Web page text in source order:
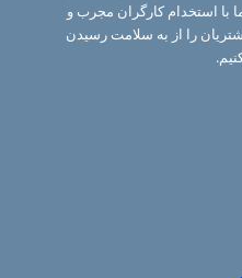
با استخدام کارگران مجرب و
را از به سلامت رسیدن